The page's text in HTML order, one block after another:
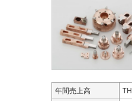
年間売上高